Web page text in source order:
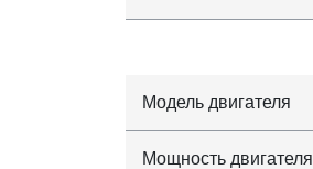
Модель двигателя
Мощность двигателя